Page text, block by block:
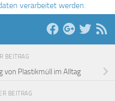
verarbeitet werden.
BEITRAG
von Plastikmüll im Alltag
BEITRAG